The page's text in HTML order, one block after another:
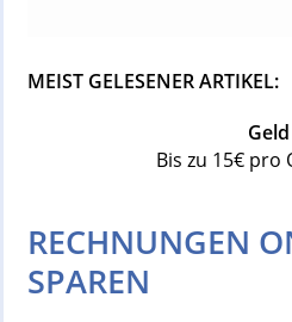
MEIST GELESENER ARTIKEL:
Bis zu 15€ pro
RECHNUNGEN
SPAREN